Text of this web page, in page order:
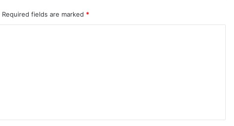
Required fields are marked *